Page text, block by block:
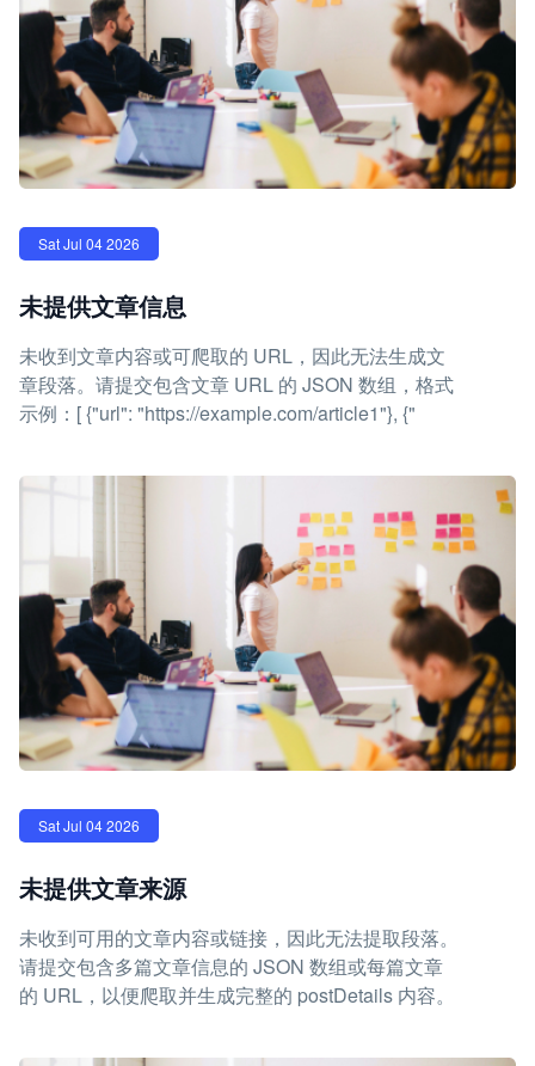
Sat Jul 04 2026
未提供文章信息
未收到文章内容或可爬取的 URL，因此无法生成文
章段落。请提交包含文章 URL 的 JSON 数组，格式
示例：[ {"url": "https://example.com/article1"}, {"
Sat Jul 04 2026
未提供文章来源
未收到可用的文章内容或链接，因此无法提取段落。
请提交包含多篇文章信息的 JSON 数组或每篇文章
的 URL，以便爬取并生成完整的 postDetails 内容。